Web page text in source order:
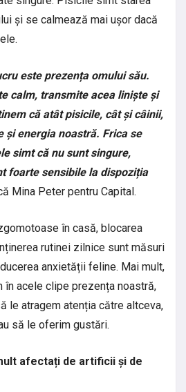
și se calmează mai ușor dacă
este prezența omului său.
calm, transmite acea liniște și
că atât pisicile, cât și câinii,
și energia noastră. Frica se
simt că nu sunt singure,
foarte sensibile la dispoziția
Mina Peter pentru Capital.
în casă, blocarea
rutinei zilnice sunt măsuri
anxietății feline. Mai mult,
în acele clipe prezența noastră,
le atragem atenția către altceva,
să le oferim gustări.
afectați de artificii și de